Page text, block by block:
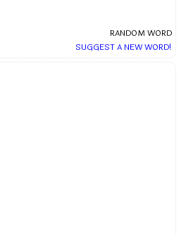
RANDOM WORD
SUGGEST A NEW WORD!